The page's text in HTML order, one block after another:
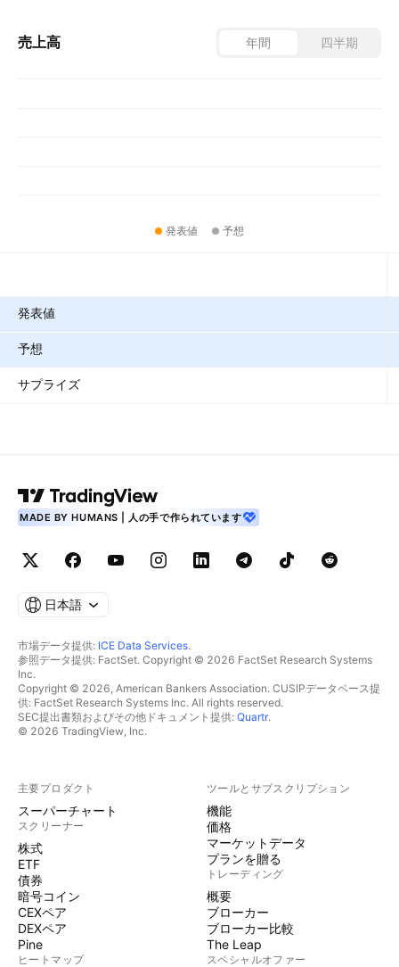
売上高 年間 四半期
発表値 予想
発表値
予想
サプライズ
MADE BY HUMANS | 人の手で作られています
日本語
市場データ提供: ICE Data Services.
参照データ提供: FactSet. Copyright © 2026 FactSet Research Systems
Inc.
Copyright © 2026, American Bankers Association. CUSIPデータベース提
供: FactSet Research Systems Inc. All rights reserved.
SEC提出書類およびその他ドキュメント提供: Quartr.
© 2026 TradingView, Inc.
主要プロダクト
スーパーチャート
スクリーナー
株式
ETF
債券
暗号コイン
CEXペア
DEXペア
Pine
ヒートマップ
ツールとサブスクリプション
機能
価格
マーケットデータ
プランを贈る
トレーディング
概要
ブローカー
ブローカー比較
The Leap
スペシャルオファー